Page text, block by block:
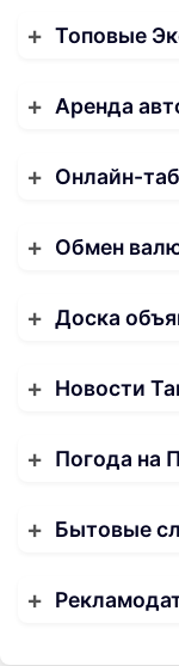
Топовые
Аренда
Онлайн-
Обмен
Доска
Новости
Погода на
Бытовые